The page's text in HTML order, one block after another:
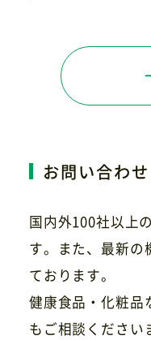
お問い合わせ
国内外100社以上
す。また、最新の
ております。
健康食品・化粧品
もご相談ください